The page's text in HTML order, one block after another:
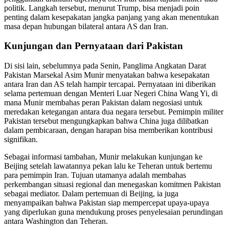
politik. Langkah tersebut, menurut Trump, bisa menjadi poin
penting dalam kesepakatan jangka panjang yang akan menentukan
masa depan hubungan bilateral antara AS dan Iran.
Kunjungan dan Pernyataan dari Pakistan
Di sisi lain, sebelumnya pada Senin, Panglima Angkatan Darat
Pakistan Marsekal Asim Munir menyatakan bahwa kesepakatan
antara Iran dan AS telah hampir tercapai. Pernyataan ini diberikan
selama pertemuan dengan Menteri Luar Negeri China Wang Yi, di
mana Munir membahas peran Pakistan dalam negosiasi untuk
meredakan ketegangan antara dua negara tersebut. Pemimpin militer
Pakistan tersebut mengungkapkan bahwa China juga dilibatkan
dalam pembicaraan, dengan harapan bisa memberikan kontribusi
signifikan.
Sebagai informasi tambahan, Munir melakukan kunjungan ke
Beijing setelah lawatannya pekan lalu ke Teheran untuk bertemu
para pemimpin Iran. Tujuan utamanya adalah membahas
perkembangan situasi regional dan menegaskan komitmen Pakistan
sebagai mediator. Dalam pertemuan di Beijing, ia juga
menyampaikan bahwa Pakistan siap mempercepat upaya-upaya
yang diperlukan guna mendukung proses penyelesaian perundingan
antara Washington dan Teheran.